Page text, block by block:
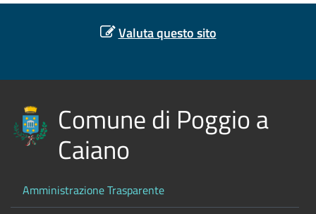
Valuta questo sito
Comune di Poggio a
Caiano
Amministrazione Trasparente